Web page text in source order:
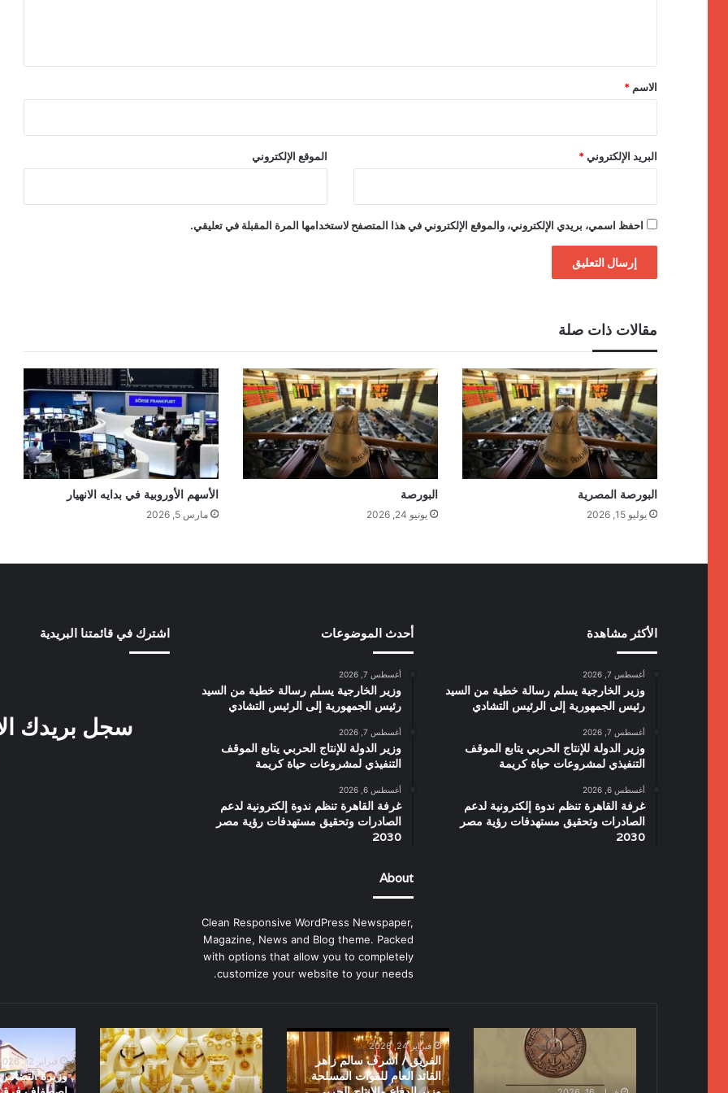
*
الاسم *
البريد الإلكتروني * الموقع الإلكتروني
احفظ اسمي، بريدي الإلكتروني، والموقع الإلكتروني في هذا المتصفح لاستخدامها المرة المقبلة في تعليقي.
مقالات ذات صلة
البورصة المصرية
يوليو 15, 2026
البورصة
يونيو 24, 2026
الأسهم الأوروبية في بدايه الانهيار
مارس 5, 2026
الأكثر مشاهدة
أغسطس 7, 2026
وزير الخارجية يسلم رسالة خطية من السيد
رئيس الجمهورية إلى الرئيس التشادي
أغسطس 7, 2026
وزير الدولة للإنتاج الحربي يتابع الموقف
التنفيذي لمشروعات حياة كريمة
أغسطس 6, 2026
غرفة القاهرة تنظم ندوة إلكترونية لدعم
الصادرات وتحقيق مستهدفات رؤية مصر
2030
أحدث الموضوعات
أغسطس 7, 2026
وزير الخارجية يسلم رسالة خطية من السيد
رئيس الجمهورية إلى الرئيس التشادي
أغسطس 7, 2026
وزير الدولة للإنتاج الحربي يتابع الموقف
التنفيذي لمشروعات حياة كريمة
أغسطس 6, 2026
غرفة القاهرة تنظم ندوة إلكترونية لدعم
الصادرات وتحقيق مستهدفات رؤية مصر
2030
About
Clean Responsive WordPress Newspaper,
Magazine, News and Blog theme. Packed
with options that allow you to completely
customize your website to your needs.
اشترك في قائمتنا البريدية
سجل بريدك
السيد
الفريق
/
أشرف
سالم
فبراير 24, 2026
الفريق / أشرف سالم زاهر
القائد العام للقوات المسلحة
تراجع
أسعار
الذهب
التضامن
الاجتماعي
تشهد
فبراير 12, 2026
وزيرة